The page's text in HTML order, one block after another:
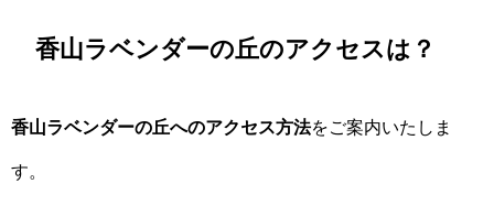
香山ラベンダーの丘のアクセスは？
香山ラベンダーの丘へのアクセス方法をご案内いたしま
す。